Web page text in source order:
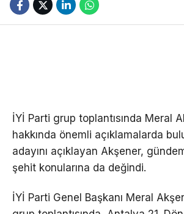
İYİ Parti grup toplantısında Meral
hakkında önemli açıklamalarda
adayını açıklayan Akşener,
şehit konularına da değindi.
İYİ Parti Genel Başkanı Meral